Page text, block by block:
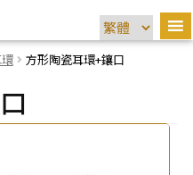
方形陶瓷耳環+鑲口